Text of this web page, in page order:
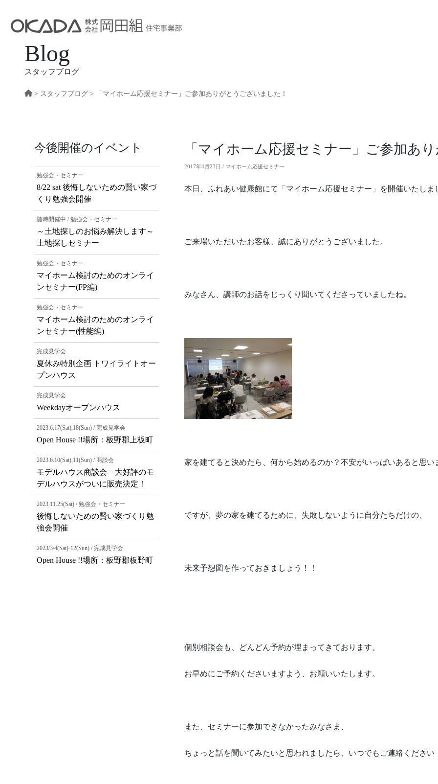
Blog
スタッフブログ
> スタッフプログ > 「マイホーム応援セミナー」ご参加ありがとうございました！
今後開催のイベント
勉強会・セミナー
8/22 sat 後悔しないための賢い家づ
くり勉強会開催
随時開催中 / 勉強会・セミナー
～土地探しのお悩み解決します～
土地探しセミナー
勉強会・セミナー
マイホーム検討のためのオンライ
ンセミナー(FP編)
勉強会・セミナー
マイホーム検討のためのオンライ
ンセミナー(性能編)
完成見学会
夏休み特別企画 トワイライトオー
プンハウス
完成見学会
Weekdayオープンハウス
2023.6.17(Sat),18(Sun) / 完成見学会
Open House !!場所：板野郡上板町
2023.6.10(Sat),11(Sun) / 商談会
モデルハウス商談会 – 大好評のモ
デルハウスがついに販売決定！
2023.11.25(Sat) / 勉強会・セミナー
後悔しないための賢い家づくり勉
強会開催
2023/3/4(Sat)-12(Sun) / 完成見学会
Open House !!場所：板野郡板野町
「マイホーム応援セミナー」ご参加あ
2017年4月23日 / マイホーム応援セミナー
本日、ふれあい健康館にて「マイホーム応援セミナー」を開催いたしま
ご来場いただいたお客様、誠にありがとうございました。
みなさん、講師のお話をじっくり聞いてくださっていましたね。
家を建てると決めたら、何から始めるのか？不安がいっぱいあると思い
ですが、夢の家を建てるために、失敗しないように自分たちだけの、
未来予想図を作っておきましょう！！
個別相談会も、どんどん予約が埋まってきております。
お早めにご予約くださいますよう、お願いいたします。
また、セミナーに参加できなかったみなさま、
ちょっと話を聞いてみたいと思われましたら、いつでもご連絡ください